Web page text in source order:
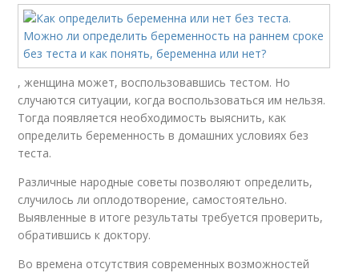
, женщина может, воспользовавшись тестом. Но
случаются ситуации, когда воспользоваться им нельзя.
Тогда появляется необходимость выяснить, как
определить беременность в домашних условиях без
теста.
Различные народные советы позволяют определить,
случилось ли оплодотворение, самостоятельно.
Выявленные в итоге результаты требуется проверить,
обратившись к доктору.
Во времена отсутствия современных возможностей